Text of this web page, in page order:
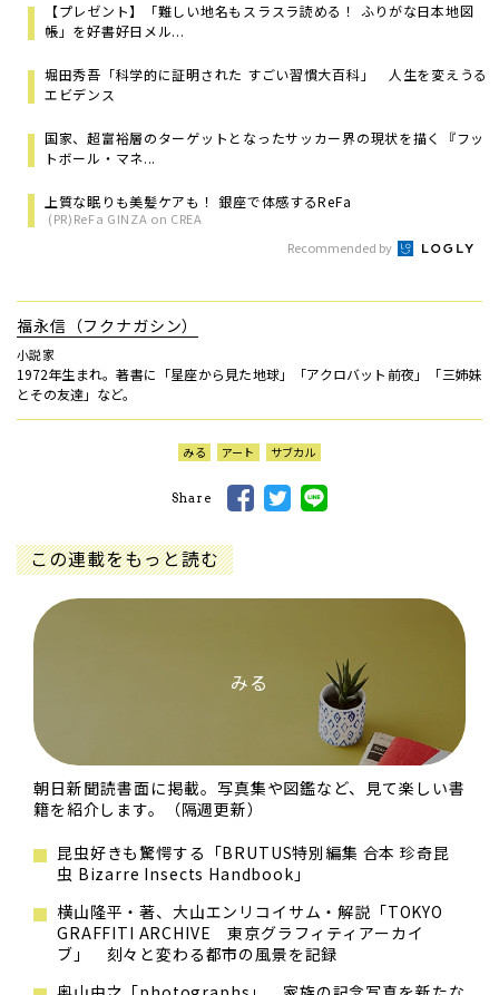
【プレゼント】「難しい地名もスラスラ読める！ ふりがな日本地図
帳」を好書好日メル...
堀田秀吾「科学的に証明された すごい習慣大百科」 人生を変えうる
エビデンス
国家、超富裕層のターゲットとなったサッカー界の現状を描く――『フッ
トボール・マネ...
上質な眠りも美髪ケアも！ 銀座で体感するReFa
(PR)ReFa GINZA on CREA
Recommended by
福永信（フクナガシン）
小説家
1972年生まれ。著書に「星座から見た地球」「アクロバット前夜」「三姉妹
とその友達」など。
みる アート サブカル
Share
この連載をもっと読む
みる
朝日新聞読書面に掲載。写真集や図鑑など、見て楽しい書
籍を紹介します。（隔週更新）
昆虫好きも驚愕する「BRUTUS特別編集 合本 珍奇昆
虫 Bizarre Insects Handbook」
横山隆平・著、大山エンリコイサム・解説「TOKYO
GRAFFITI ARCHIVE 東京グラフィティアーカイ
ブ」 刻々と変わる都市の風景を記録